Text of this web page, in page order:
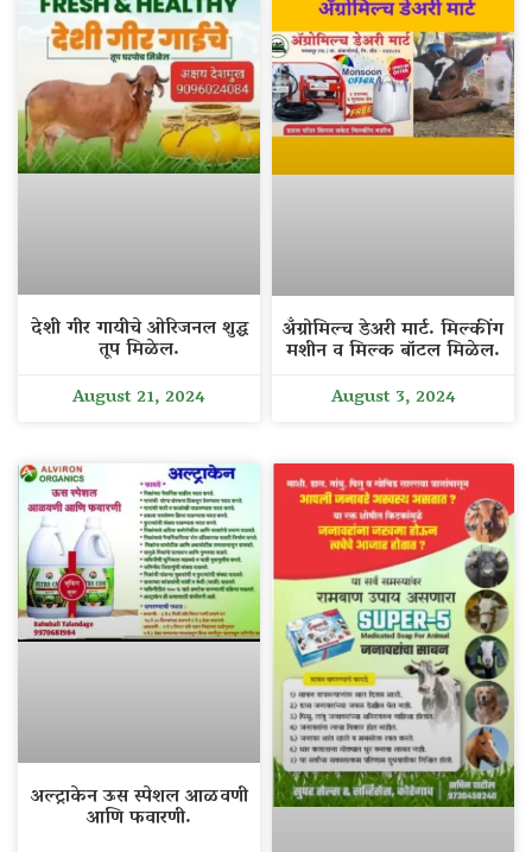
देशी गीर गायीचे ओरिजनल शुद्ध
तूप मिळेल.
August 21, 2024
अँग्रोमिल्च डेअरी मार्ट. मिल्कींग
मशीन व मिल्क बॉटल मिळेल.
August 3, 2024
अल्ट्राकेन ऊस स्पेशल आळवणी
आणि फवारणी.